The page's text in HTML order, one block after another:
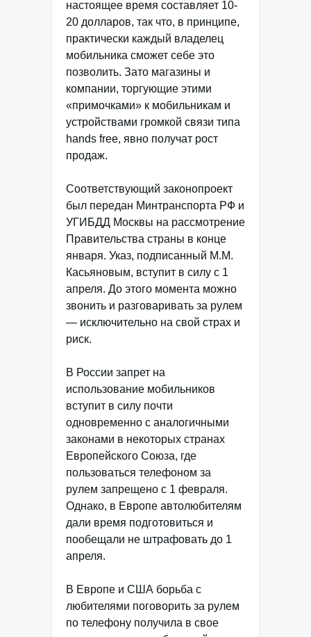
настоящее время составляет 10-
20 долларов, так что, в принципе,
практически каждый владелец
мобильника сможет себе это
позволить. Зато магазины и
компании, торгующие этими
«примочками» к мобильникам и
устройствами громкой связи типа
hands free, явно получат рост
продаж.
Соответствующий законопроект
был передан Минтранспорта РФ и
УГИБДД Москвы на рассмотрение
Правительства страны в конце
января. Указ, подписанный М.М.
Касьяновым, вступит в силу с 1
апреля. До этого момента можно
звонить и разговаривать за рулем
— исключительно на свой страх и
риск.
В России запрет на
использование мобильников
вступит в силу почти
одновременно с аналогичными
законами в некоторых странах
Европейского Союза, где
пользоваться телефоном за
рулем запрещено с 1 февраля.
Однако, в Европе автолюбителям
дали время подготовиться и
пообещали не штрафовать до 1
апреля.
В Европе и США борьба с
любителями поговорить за рулем
по телефону получила в свое